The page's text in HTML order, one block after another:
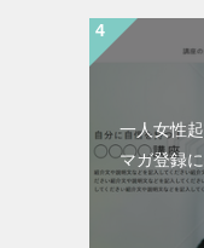
一人女性
マガ登録